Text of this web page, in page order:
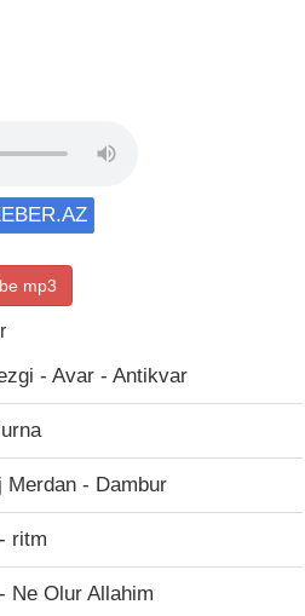
mp3
- Avar - Antikvar
Merdan - Dambur
ritm
Ne Olur Allahim